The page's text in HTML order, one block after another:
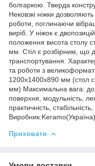
болгаркою. Тверда
Нековзкі ніжки
роботи, поглинаючи
виріб. У ніжок є
положення висота столу
мм. Стіл є розбірним, що
транспортування.
та роботи з
1200x1400x890 мм (стол
мм) Максимальна вага: до
поверхня, модульність,
практичність, стабільність,
Виробник:Keramo(Україна)
Приховати